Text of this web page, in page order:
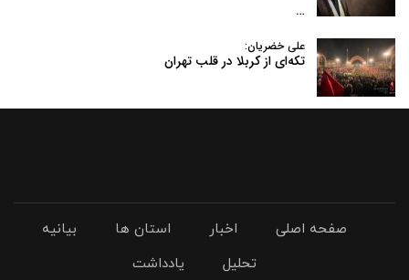
…
علی خضریان:
تکه‌ای از کربلا در قلب تهران
صفحه اصلی اخبار استان ها
بیانیه
تحلیل
یادداشت